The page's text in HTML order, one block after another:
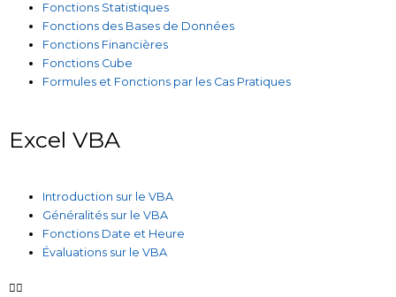
Fonctions Statistiques
Fonctions des Bases de Données
Fonctions Financières
Fonctions Cube
Formules et Fonctions par les Cas Pratiques
Excel VBA
Introduction sur le VBA
Généralités sur le VBA
Fonctions Date et Heure
Évaluations sur le VBA